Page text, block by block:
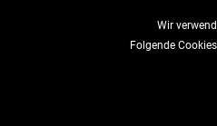
Wir
Folgende